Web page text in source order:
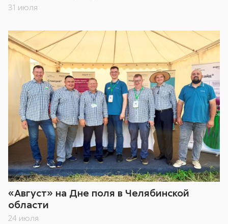
31 июля
«Август» на Дне поля в Челябинской
области
24 июля